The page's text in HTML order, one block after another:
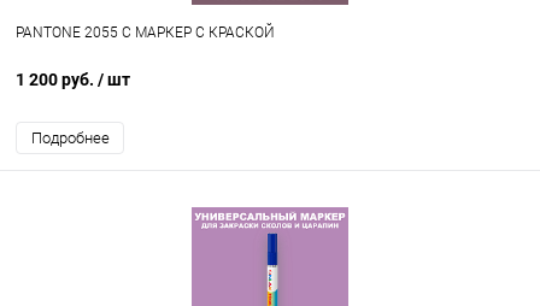
PANTONE 2055 C МАРКЕР С КРАСКОЙ
1 200 руб. / шт
Подробнее